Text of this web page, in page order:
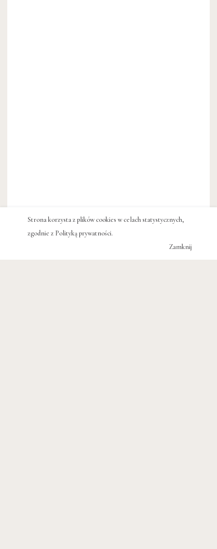
Strona korzysta z plików cookies w celach statystycznych,
zgodnie z Polityką prywatności.
Zamknij